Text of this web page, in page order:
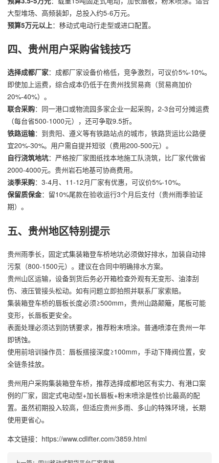
大型堆场、高频装卸，总投入约5-6万元。
预算5万元以上：移动式电动行走型或进口配置。
四、贵州用户采购省钱技巧
选择成都厂家：成都厂家设备价格低，竞争激烈，可议价5%-10%。
即使加上运费，综合成本仍低于在贵州找贸易商（贸易商加价
20%-40%）。
联合采购：同一港口或物流园多家企业一起采购，2-3台可分摊运费
（每台省500-1000元），还可争取9.5折。
铁路运输：到贵阳、遵义等有铁路站点的城市，铁路货运比公路便
宜20%-30%。用户需自提并短驳（费用200-500元）。
自行浇筑地坑：严格按厂家图纸找本地施工队浇筑，比厂家代做省
2000-4000元。贵州岩石地基可协商费用。
淡季采购：3-4月、11-12月厂家有优惠，可议价5%-10%。
保留质保金：留10%尾款在验收运行3个月后支付（贵州雨季验证
期）。
五、贵州地区特别提示
贵州雨季长，固定式集装箱登车桥地坑必须做好排水，加装自动排
污泵（800-1500元）。建议在合同中明确排水方案。
贵州山区运输，设备到货后务必开箱检查外观有无变形、油漆刮
伤、液压管接头松动。如有问题立即拍照并联系厂家索赔。
集装箱登车桥的唇板长度必须≥500mm，贵州山路颠簸，尾板可能
变形，长唇板更安全。
表面处理必须达到防锈要求，推荐粉末喷涂。普通喷漆在贵州一年
即锈蚀。
使用前培训操作员：唇板搭接深度≥100mm，手动下降阀位置，安
全链条挂放。
贵州用户采购集装箱登车桥，推荐选择成都地区有实力、有港口案
例的厂家，固定式电动型+加长唇板+粉末喷涂是性价比最高的配
置。虽然初期投入较高，但适应贵州多雨、多山的特殊环境，长期
使用更省心。
本文链接：https://www.cdlifter.com/3859.html